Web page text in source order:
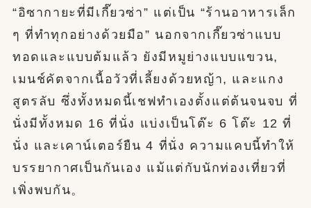
“อิซากายะที่มีเกี๊ยวซ่า” แต่เป็น “ร้านอาหารเล็ก
ๆ ที่ทำทุกอย่างด้วยมือ” นอกจากเกี๊ยวซ่าแบบ
ทอดและแบบต้มแล้ว ยังมีหมูย่างแบบแขวน,
เมนช์คัตจากเนื้อวัวที่เลี้ยงด้วยหญ้า, และแกง
สูตรลับ ซึ่งทั้งหมดนี้เชฟทำเองตั้งแต่ต้นจนจบ ที่
นั่งมีทั้งหมด 16 ที่นั่ง แบ่งเป็นโต๊ะ 6 โต๊ะ 12 ที่
นั่ง และเคาน์เตอร์ยืน 4 ที่นั่ง ความแคบนี้ทำให้
บรรยากาศเป็นกันเอง แม้แต่กับนักท่องเที่ยวที่
เพิ่งพบกัน。